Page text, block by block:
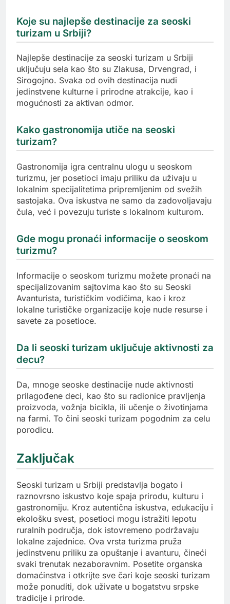
Koje su najlepše destinacije za seoski
turizam u Srbiji?
Najlepše destinacije za seoski turizam u Srbiji
uključuju sela kao što su Zlakusa, Drvengrad, i
Sirogojno. Svaka od ovih destinacija nudi
jedinstvene kulturne i prirodne atrakcije, kao i
mogućnosti za aktivan odmor.
Kako gastronomija utiče na seoski
turizam?
Gastronomija igra centralnu ulogu u seoskom
turizmu, jer posetioci imaju priliku da uživaju u
lokalnim specijalitetima pripremljenim od svežih
sastojaka. Ova iskustva ne samo da zadovoljavaju
čula, već i povezuju turiste s lokalnom kulturom.
Gde mogu pronaći informacije o seoskom
turizmu?
Informacije o seoskom turizmu možete pronaći na
specijalizovanim sajtovima kao što su Seoski
Avanturista, turističkim vodičima, kao i kroz
lokalne turističke organizacije koje nude resurse i
savete za posetioce.
Da li seoski turizam uključuje aktivnosti za
decu?
Da, mnoge seoske destinacije nude aktivnosti
prilagođene deci, kao što su radionice pravljenja
proizvoda, vožnja bicikla, ili učenje o životinjama
na farmi. To čini seoski turizam pogodnim za celu
porodicu.
Zaključak
Seoski turizam u Srbiji predstavlja bogato i
raznovrsno iskustvo koje spaja prirodu, kulturu i
gastronomiju. Kroz autentična iskustva, edukaciju i
ekološku svest, posetioci mogu istražiti lepotu
ruralnih područja, dok istovremeno podržavaju
lokalne zajednice. Ova vrsta turizma pruža
jedinstvenu priliku za opuštanje i avanturu, čineći
svaki trenutak nezaboravnim. Posetite organska
domaćinstva i otkrijte sve čari koje seoski turizam
može ponuditi, dok uživate u bogatstvu srpske
tradicije i prirode.